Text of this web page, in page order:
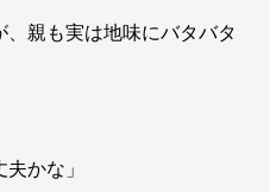
親も実は地味にバタバタ
かな」